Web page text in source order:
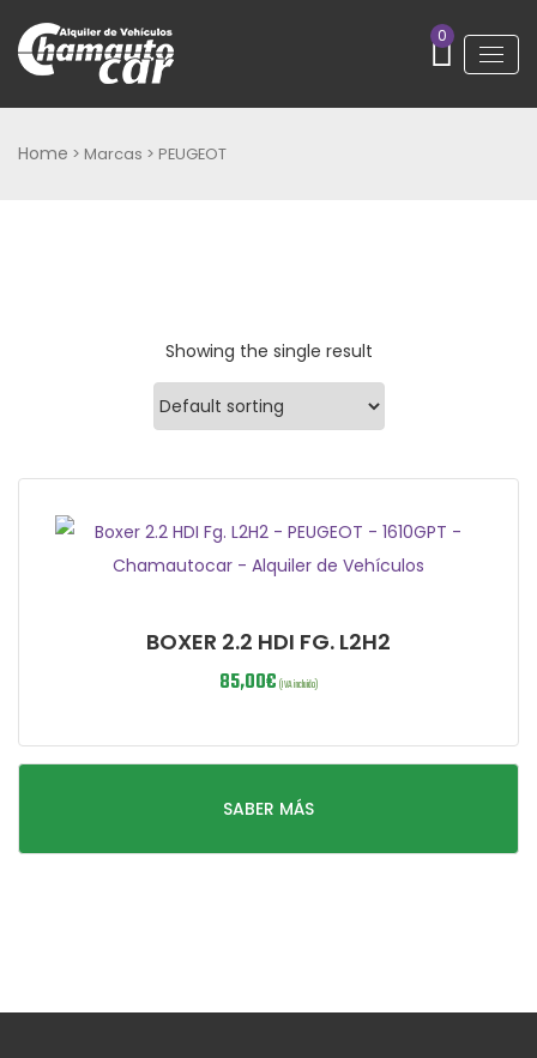
0
Home > Marcas > PEUGEOT
Showing the single result
BOXER 2.2 HDI FG. L2H2
85,00€ (IVA incluido)
SABER MÁS